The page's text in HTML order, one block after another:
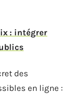
: intégrer
des
en ligne :